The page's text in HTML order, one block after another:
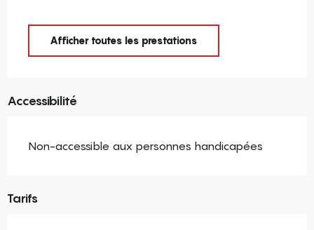
Afficher toutes les prestations
Accessibilité
Non-accessible aux personnes handicapées
Tarifs